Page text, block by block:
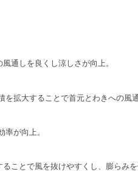
通しを良くし涼しさが向上。
拡大することで首元とわきへの風通
が向上。
ことで風を抜けやすくし、膨らみを